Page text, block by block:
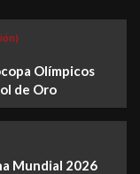
Olímpicos
de Oro
Mundial 2026